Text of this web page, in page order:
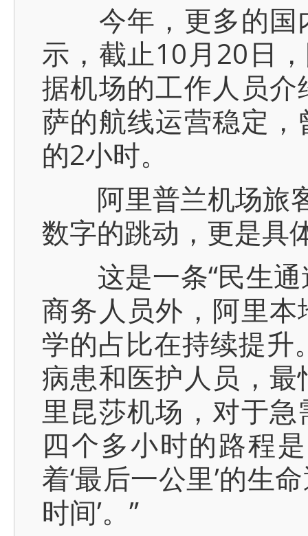
今年，更多的国
示，截止10月20日
据机场的工作人员
萨的航线运营稳定
的2小时。
阿里普兰机场旅客
数字的跳动，更是具
这是一条“民生通
商务人员外，阿里
学的占比在持续提升
病患和医护人员，
里昆莎机场，对于
四个多小时的路程
着‘最后一公里’的生
时间’。”